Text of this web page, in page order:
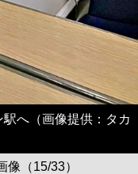
へ（画像提供：タカ
像（15/33）